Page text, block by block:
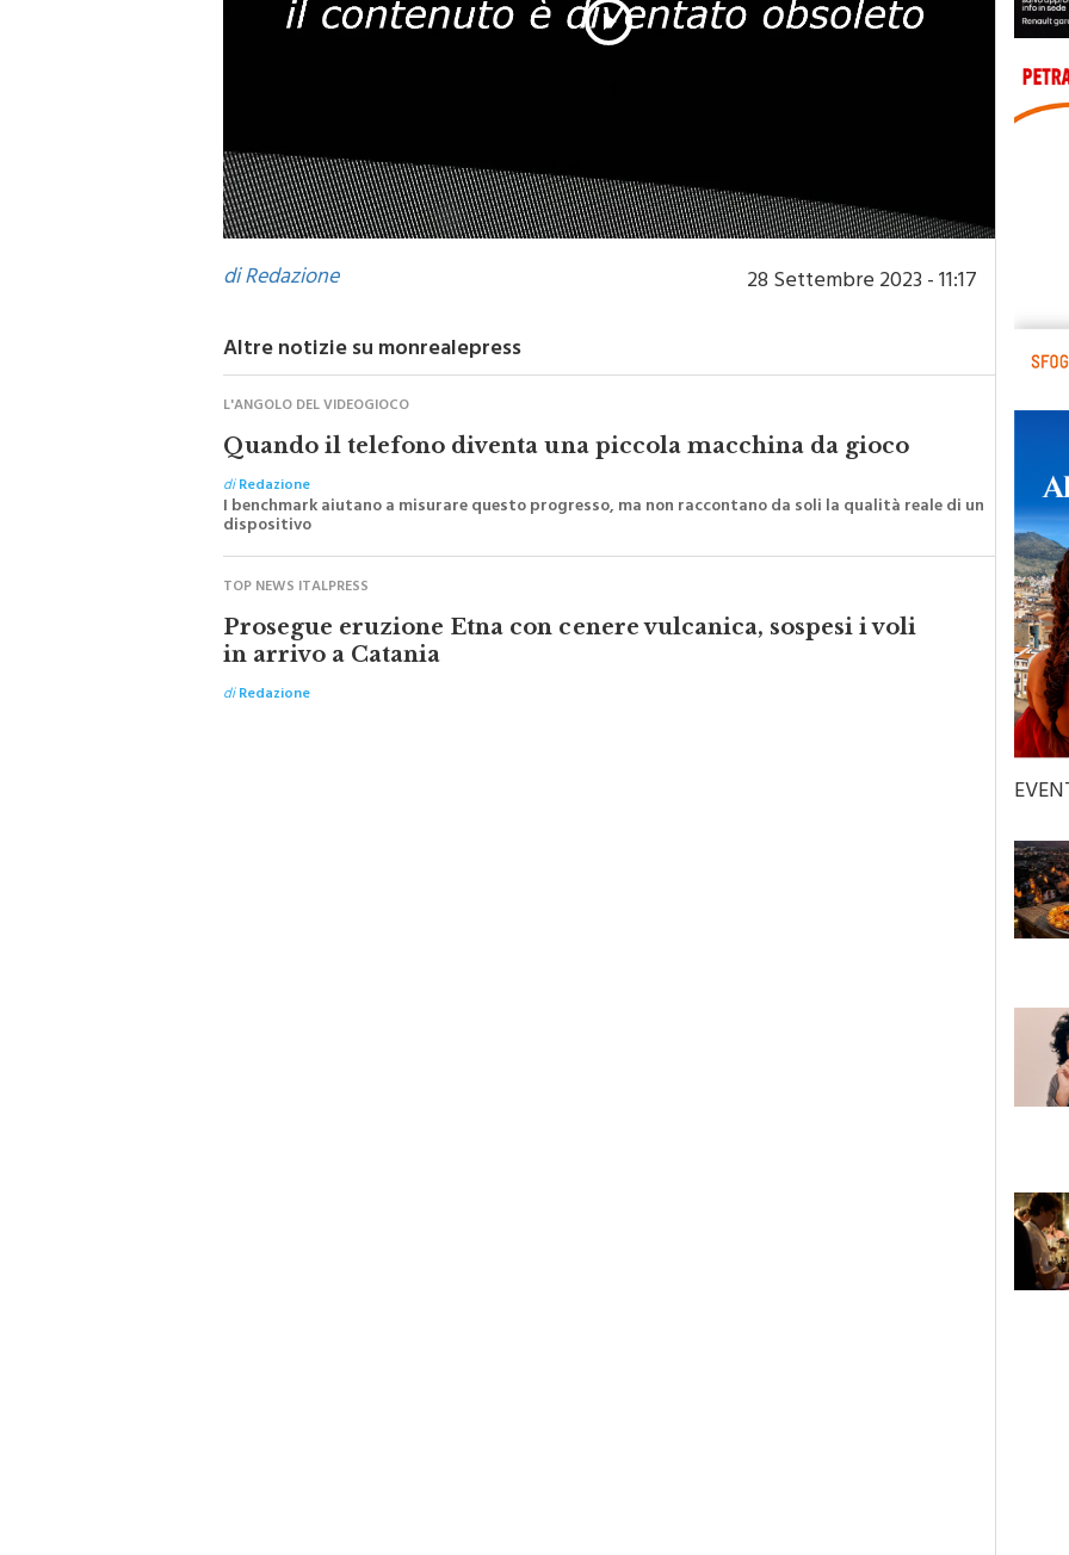
Play
di Redazione
28 Settembre 2023 - 11:17
Altre notizie su monrealepress
L'ANGOLO DEL VIDEOGIOCO
Quando il telefono diventa una piccola macchina da gioco
diRedazione
I benchmark aiutano a misurare questo progresso, ma non raccontano da soli la qualità reale di un
dispositivo
TOP NEWS ITALPRESS
Prosegue eruzione Etna con cenere vulcanica, sospesi i voli
in arrivo a Catania
diRedazione